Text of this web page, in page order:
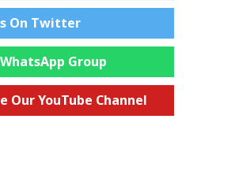
On Twitter
Group
Our YouTube Channel